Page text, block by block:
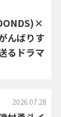
んばりす
るドラマ
2026.07.28